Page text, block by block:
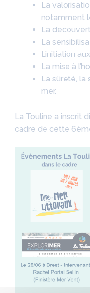
La
notamment
La
La
L’initiation
La mise à
La sûreté, la
mer.
La Touline a inscrit
cadre de cette